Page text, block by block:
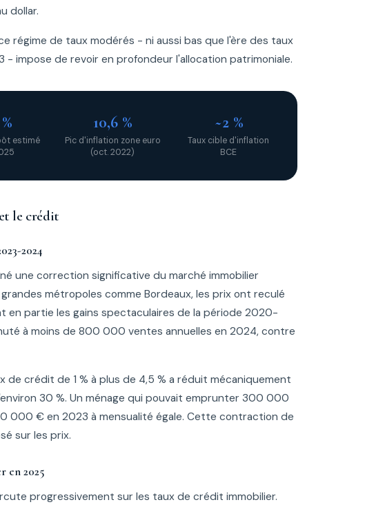
dollar.
régime de taux modérés - ni aussi bas que l'ère des taux
- impose de revoir en profondeur l'allocation patrimoniale.
estimé
10,6 %
Pic d'inflation zone euro
(oct. 2022)
~2 %
Taux cible d'inflation
BCE
le crédit
2024
une correction significative du marché immobilier
métropoles comme Bordeaux, les prix ont reculé
en partie les gains spectaculaires de la période 2020-
à moins de 800 000 ventes annuelles en 2024, contre
de crédit de 1 % à plus de 4,5 % a réduit mécaniquement
30 %. Un ménage qui pouvait emprunter 300 000
000 € en 2023 à mensualité égale. Cette contraction de
sur les prix.
en 2025
progressivement sur les taux de crédit immobilier.